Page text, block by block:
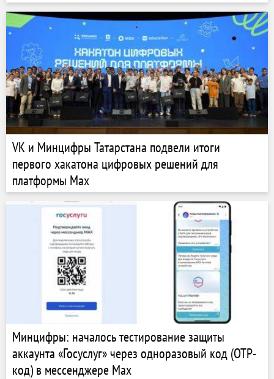
VK и Минцифры Татарстана подвели итоги
первого хакатона цифровых решений для
платформы Max
Минцифры: началось тестирование защиты
аккаунта «Госуслуг» через одноразовый код (OTP-
код) в мессенджере Мах